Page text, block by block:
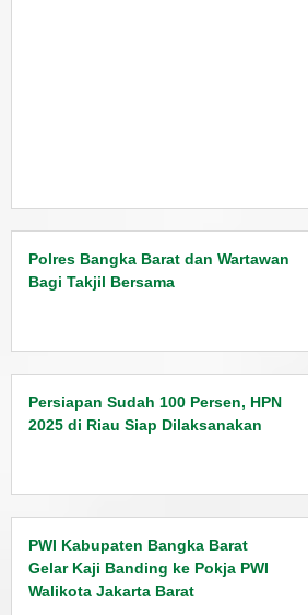
Polres Bangka Barat dan Wartawan
Bagi Takjil Bersama
Persiapan Sudah 100 Persen, HPN
2025 di Riau Siap Dilaksanakan
PWI Kabupaten Bangka Barat
Gelar Kaji Banding ke Pokja PWI
Walikota Jakarta Barat